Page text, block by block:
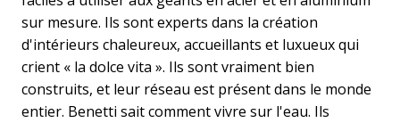
sur mesure. Ils sont experts dans la création
d'intérieurs chaleureux, accueillants et luxueux qui
crient « la dolce vita ». Ils sont vraiment bien
construits, et leur réseau est présent dans le monde
entier. Benetti sait comment vivre sur l'eau. Ils